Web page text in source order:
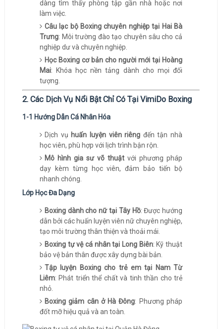
dàng tìm thấy phòng tập gần nhà hoặc nơi
làm việc.
Câu lạc bộ Boxing chuyên nghiệp tại Hai Bà
Trưng: Môi trường đào tạo chuyên sâu cho cả
nghiệp dư và chuyên nghiệp.
Học Boxing cơ bản cho người mới tại Hoàng
Mai: Khóa học nền tảng dành cho mọi đối
tượng.
2. Các Dịch Vụ Nổi Bật Chỉ Có Tại VimiDo Boxing
1-1 Hướng Dẫn Cá Nhân Hóa
Dịch vụ huấn luyện viên riêng đến tận nhà
học viên, phù hợp với lịch trình bận rộn.
Mô hình gia sư võ thuật với phương pháp
dạy kèm từng học viên, đảm bảo tiến bộ
nhanh chóng.
Lớp Học Đa Dạng
Boxing dành cho nữ tại Tây Hồ: Được hướng
dẫn bởi các huấn luyện viên nữ chuyên nghiệp,
tạo môi trường thân thiện và thoải mái.
Boxing tự vệ cá nhân tại Long Biên: Kỹ thuật
bảo vệ bản thân được xây dựng bài bản.
Tập luyện Boxing cho trẻ em tại Nam Từ
Liêm: Phát triển thể chất và tinh thần cho trẻ
nhỏ.
Boxing giảm cân ở Hà Đông: Phương pháp
đốt mỡ hiệu quả và an toàn.